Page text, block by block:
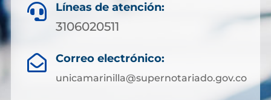
 Líneas de atención:
3106020511
 Correo electrónico:
unicamarinilla@supernotariado.gov.co